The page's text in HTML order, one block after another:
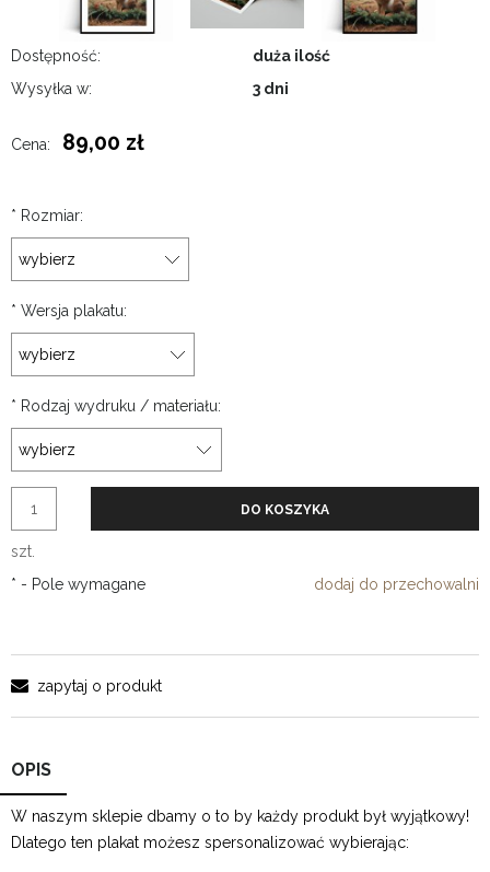
Dostępność:
duża ilość
Wysyłka w:
3 dni
Cena: 89,00 zł
* Rozmiar:
* Wersja plakatu:
* Rodzaj wydruku / materiału:
szt.
DO KOSZYKA
dodaj do przechowalni
* - Pole wymagane
zapytaj o produkt
OPIS
W naszym sklepie dbamy o to by każdy produkt był wyjątkowy!
Dlatego ten plakat możesz spersonalizować wybierając: